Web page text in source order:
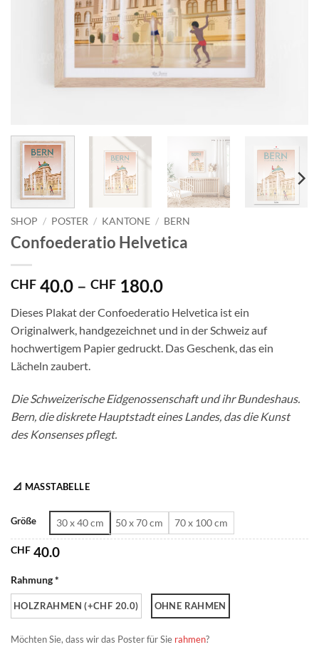
SHOP / POSTER / KANTONE / BERN
Confoederatio Helvetica
CHF 40.0 – CHF 180.0Preisspanne:
bis
CHF 180.0
Dieses Plakat der Confoederatio Helvetica ist ein
Originalwerk, handgezeichnet und in der Schweiz auf
hochwertigem Papier gedruckt. Das Geschenk, das ein
Lächeln zaubert.
Die Schweizerische Eidgenossenschaft und ihr Bundeshaus.
Bern, die diskrete Hauptstadt eines Landes, das die Kunst
des Konsenses pflegt.
📐 MASSTABELLE
Größe 30 x 40 cm 50 x 70 cm 70 x 100 cm
CHF 40.0
Rahmung *
HOLZRAHMEN (+CHF 20.0) OHNE RAHMEN
Möchten Sie, dass wir das Poster für Sie rahmen?